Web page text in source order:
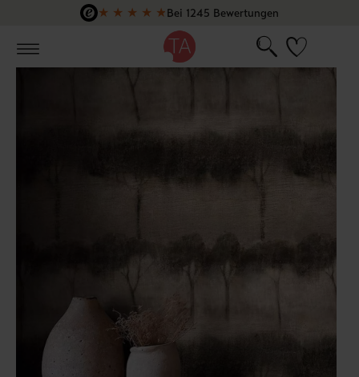
Zum Hauptinhalt springen
★ ★ ★ ★ ★Bei 1245 Bewertungen